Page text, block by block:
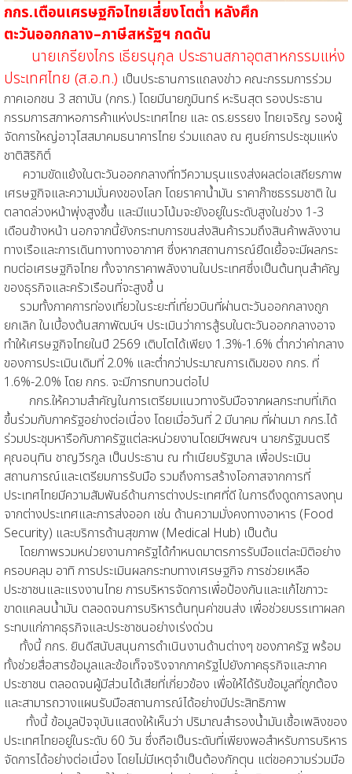
กกร.เตือนเศรษฐกิจไทยเสี่ยงโตต่ำ หลังศึก
ตะวันออกกลาง–ภาษีสหรัฐฯ กดดัน
นายเกรียงไกร เธียรนุกุล ประธานสภาอุตสาหกรรมแห่ง
ประเทศไทย (ส.อ.ท.) เป็นประธานการแถลงข่าว คณะกรรมการร่วม
ภาคเอกชน 3 สถาบัน (กกร.) โดยมีนายภูมินทร์ หะรินสุต รองประธาน
กรรมการสภาหอการค้าแห่งประเทศไทย และ ดร.ยรรยง ไทยเจริญ รองผู้
จัดการใหญ่อาวุโสสมาคมธนาคารไทย ร่วมแถลง ณ ศูนย์การประชุมแห่ง
ชาติสิริกิติ์
ความขัดแย้งในตะวันออกกลางที่ทวีความรุนแรงส่งผลต่อเสถียรภาพ
เศรษฐกิจและความมั่นคงของโลก โดยราคาน้ำมัน ราคาก๊าซธรรมชาติ ใน
ตลาดล่วงหน้าพุ่งสูงขึ้น และมีแนวโน้มจะยังอยู่ในระดับสูงในช่วง 1-3
เดือนข้างหน้า นอกจากนี้ยังกระทบการขนส่งสินค้ารวมถึงสินค้าพลังงาน
ทางเรือและการเดินทางทางอากาศ ซึ่งหากสถานการณ์ยืดเยื้อจะมีผลกระ
ทบต่อเศรษฐกิจไทย ทั้งจากราคาพลังงานในประเทศซึ่งเป็นต้นทุนสำคัญ
ของธุรกิจและครัวเรือนที่จะสูงขึ้ น
รวมทั้งภาคการท่องเที่ยวในระยะที่เที่ยวบินที่ผ่านตะวันออกกลางถูก
ยกเลิก ในเบื้องต้นสภาพัฒน์ฯ ประเมินว่าการสู้รบในตะวันออกกลางอาจ
ทำให้เศรษฐกิจไทยในปี 2569 เติบโตได้เพียง 1.3%-1.6% ต่ำกว่าค่ากลาง
ของการประเมินเดิมที่ 2.0% และต่ำกว่าประมาณการเดิมของ กกร. ที่
1.6%-2.0% โดย กกร. จะมีการทบทวนต่อไป
กกร.ให้ความสำคัญในการเตรียมแนวทางรับมือจากผลกระทบที่เกิด
ขึ้นร่วมกับภาครัฐอย่างต่อเนื่อง โดยเมื่อวันที่ 2 มีนาคม ที่ผ่านมา กกร.ได้
ร่วมประชุมหารือกับภาครัฐแต่ละหน่วยงานโดยมีฯพณฯ นายกรัฐมนตรี
คุณอนุทิน ชาญวีรกูล เป็นประธาน ณ ทำเนียบรัฐบาล เพื่อประเมิน
สถานการณ์และเตรียมการรับมือ รวมถึงการสร้างโอกาสจากการที่
ประเทศไทยมีความสัมพันธ์ด้านการต่างประเทศที่ดี ในการดึงดูดการลงทุน
จากต่างประเทศและการส่งออก เช่น ด้านความมั่งคงทางอาหาร (Food
Security) และบริการด้านสุขภาพ (Medical Hub) เป็นต้น
โดยภาพรวมหน่วยงานภาครัฐได้กำหนดมาตรการรับมือแต่ละมิติอย่าง
ครอบคลุม อาทิ การประเมินผลกระทบทางเศรษฐกิจ การช่วยเหลือ
ประชาชนและแรงงานไทย การบริหารจัดการเพื่อป้องกันและแก้ไขภาวะ
ขาดแคลนน้ำมัน ตลอดจนการบริหารต้นทุนค่าขนส่ง เพื่อช่วยบรรเทาผลก
ระทบแก่ภาคธุรกิจและประชาชนอย่างเร่งด่วน
ทั้งนี้ กกร. ยินดีสนับสนุนการดำเนินงานด้านต่างๆ ของภาครัฐ พร้อม
ทั้งช่วยสื่อสารข้อมูลและข้อเท็จจริงจากภาครัฐไปยังภาคธุรกิจและภาค
ประชาชน ตลอดจนผู้มีส่วนได้เสียที่เกี่ยวข้อง เพื่อให้ได้รับข้อมูลที่ถูกต้อง
และสามารถวางแผนรับมือสถานการณ์ได้อย่างมีประสิทธิภาพ
ทั้งนี้ ข้อมูลปัจจุบันแสดงให้เห็นว่า ปริมาณสำรองน้ำมันเชื้อเพลิงของ
ประเทศไทยอยู่ในระดับ 60 วัน ซึ่งถือเป็นระดับที่เพียงพอสำหรับการบริหาร
จัดการได้อย่างต่อเนื่อง โดยไม่มีเหตุจำเป็นต้องกักตุน แต่ขอความร่วมมือ